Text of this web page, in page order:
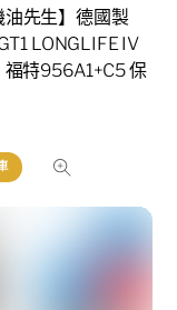
油先生】德國製
LONGLIFE IV
特956A1+C5 保